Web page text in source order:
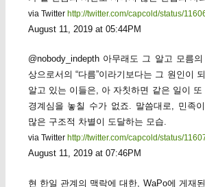
via Twitter http://twitter.com/capcold/status/
August 11, 2019 at 05:44PM
@nobody_indepth 아무래도 그 알고 모름
상으로서의 “다름”이라기보다는 그 원인이
알고 있는 이들은, 아 자칫하면 같은 일이 또
경계심을 놓칠 수가 없죠. 말씀대로, 민족
많은 구조적 차별이 도달하는 모습.
via Twitter http://twitter.com/capcold/status/
August 11, 2019 at 07:46PM
현 한일 관계의 맥락에 대한, WaPo에 게재